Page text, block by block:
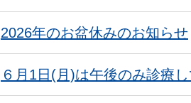
2026年のお盆休みのお知らせ
６月1日(月)は午後のみ診療